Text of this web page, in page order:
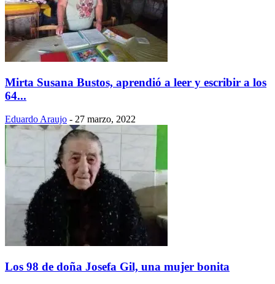
Mirta Susana Bustos, aprendió a leer y escribir a los
64...
Eduardo Araujo - 27 marzo, 2022
Los 98 de doña Josefa Gil, una mujer bonita